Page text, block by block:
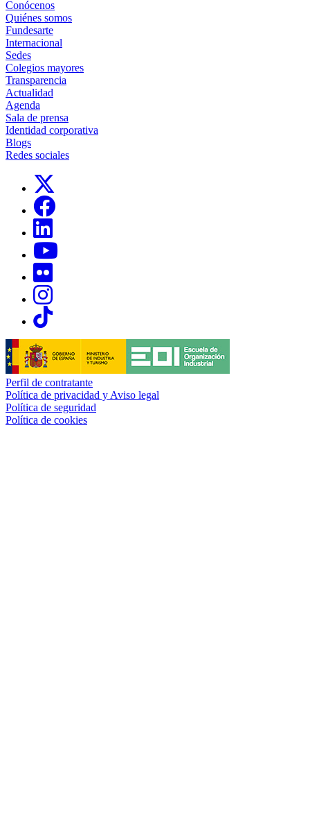
Conócenos
Quiénes somos
Fundesarte
Internacional
Sedes
Colegios mayores
Transparencia
Actualidad
Agenda
Sala de prensa
Identidad corporativa
Blogs
Redes sociales
Links, Opens in this window
Links, Opens in this window
Links, Opens in this window
Links, Opens in this window
Links, Opens in this window
Perfil de contratante
Política de privacidad y Aviso legal
Política de seguridad
Política de cookies